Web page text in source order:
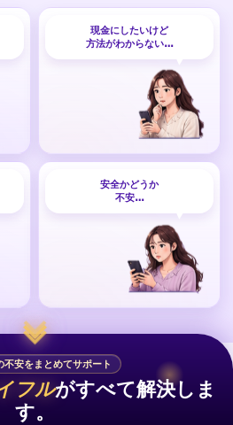
現金にしたいけど
方法がわからない…
安全かどうか
不安…
安をまとめてサポート
フルがすべて解決しま
す。